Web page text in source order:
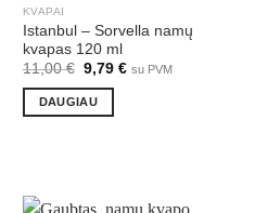
KVAPAI
Istanbul – Sorvella namų
kvapas 120 ml
11,00€ Original
was:
11,00 €.
9,79 €Current
su PVM
DAUGIAU